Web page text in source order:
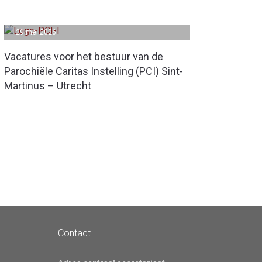
Vacatures voor het bestuur van de
Parochiële Caritas Instelling (PCI) Sint-
Martinus – Utrecht
29 mei 2026
Contact